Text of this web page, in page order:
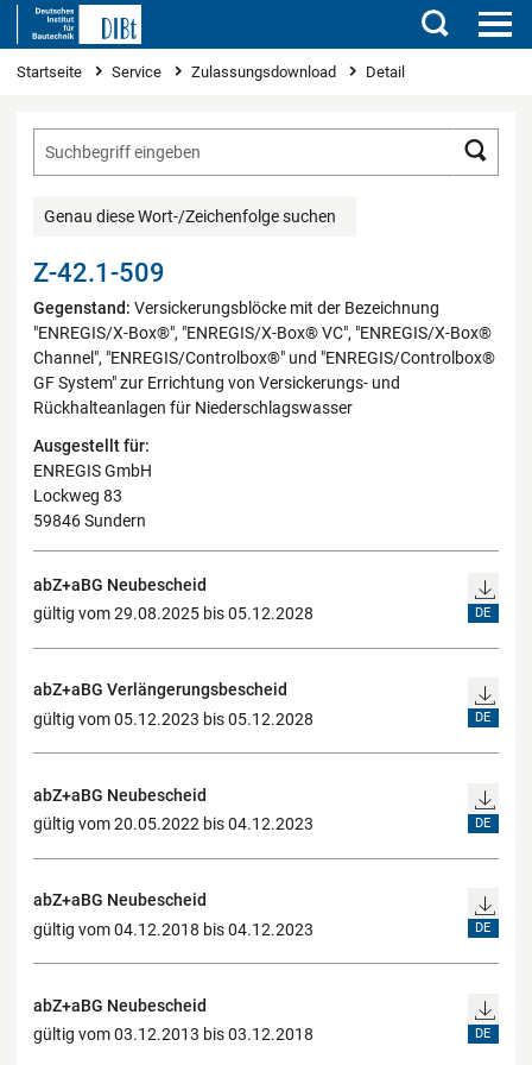
Suchen
Sie sind hier
Startseite Service Zulassungsdownload Detail
Genau diese Wort-/Zeichenfolge suchen
Z-42.1-509
Gegenstand: Versickerungsblöcke mit der Bezeichnung
"ENREGIS/X-Box®", "ENREGIS/X-Box® VC", "ENREGIS/X-Box®
Channel", "ENREGIS/Controlbox®" und "ENREGIS/Controlbox®
GF System" zur Errichtung von Versickerungs- und
Rückhalteanlagen für Niederschlagswasser
Ausgestellt für:
ENREGIS GmbH
Lockweg 83
59846 Sundern
abZ+aBG Neubescheid
gültig vom 29.08.2025 bis 05.12.2028
DE
abZ+aBG Verlängerungsbescheid
gültig vom 05.12.2023 bis 05.12.2028
DE
abZ+aBG Neubescheid
gültig vom 20.05.2022 bis 04.12.2023
DE
abZ+aBG Neubescheid
gültig vom 04.12.2018 bis 04.12.2023
DE
abZ+aBG Neubescheid
gültig vom 03.12.2013 bis 03.12.2018
DE